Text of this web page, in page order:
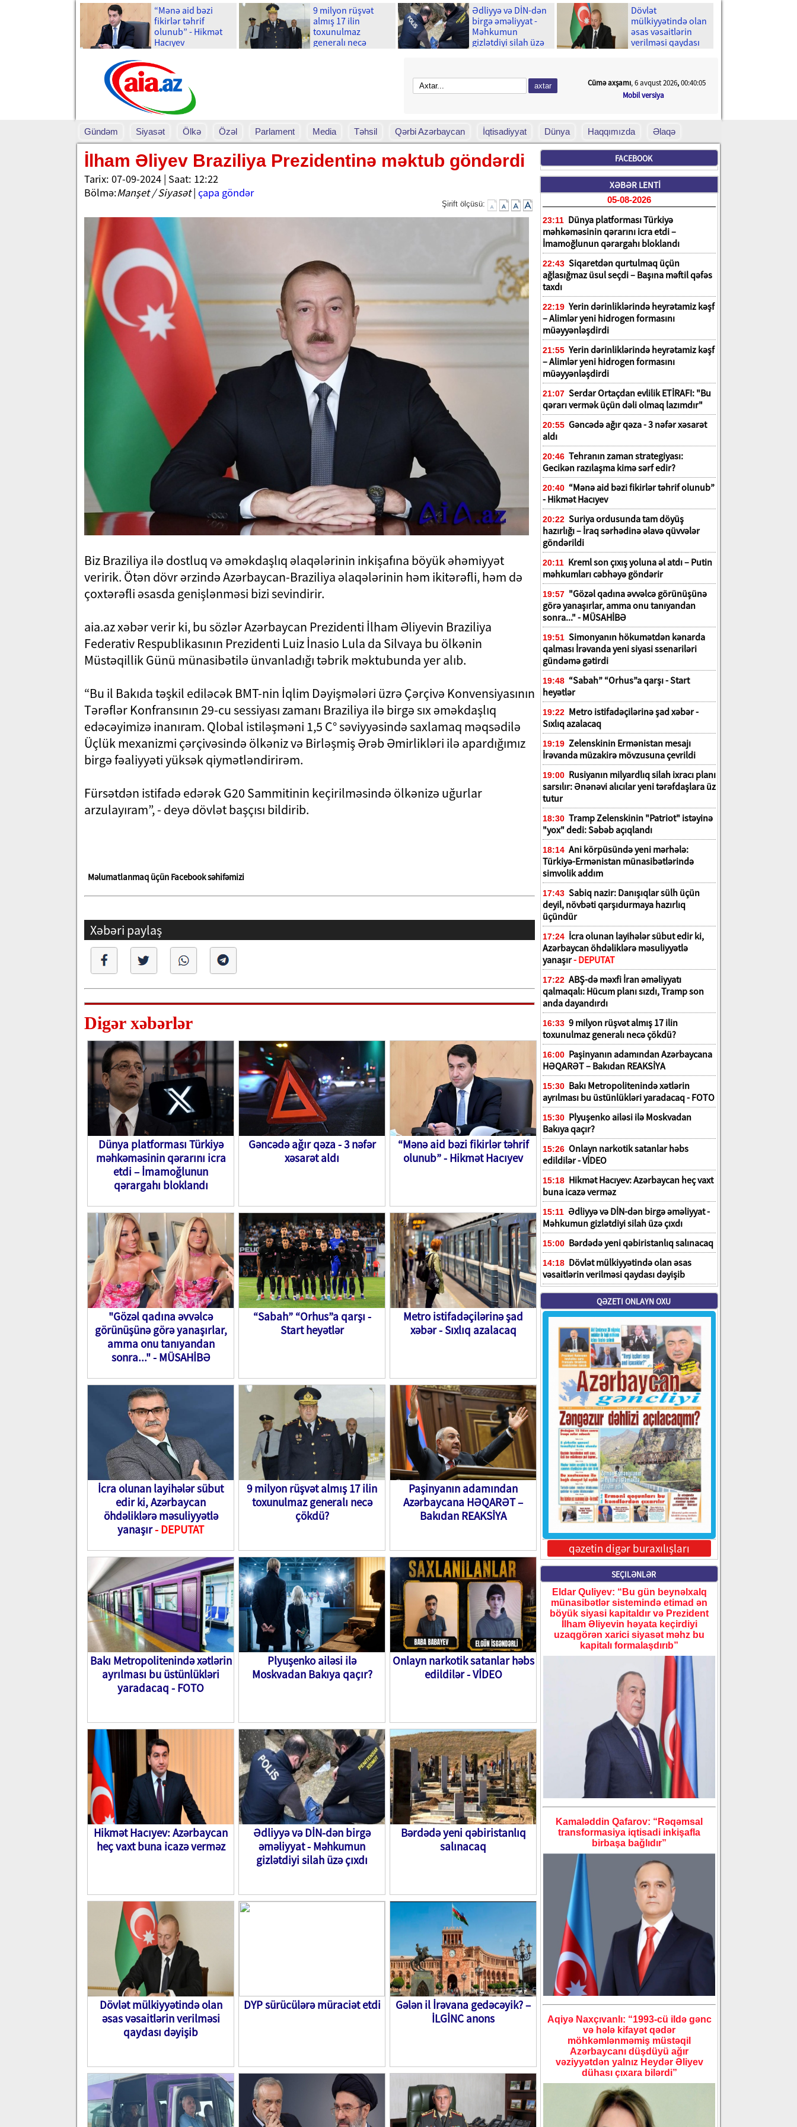
“Mənə aid bəzi
fikirlər təhrif
olunub” - Hikmət
Hacıyev
9 milyon rüşvət
almış 17 ilin
toxunulmaz
generalı necə
Ədliyyə və DİN-dən
birgə əməliyyat -
Məhkumun
gizlətdiyi silah üzə
Dövlət
mülkiyyətində olan
əsas vəsaitlərin
verilməsi qaydası
Mobil versiya
Cümə axşamı, 6 avqust 2026,00:40:07
Gündəm Siyasət Ölkə Özəl Parlament Media Təhsil Qərbi Azərbaycan İqtisadiyyat Dünya Haqqımızda Əlaqə
İlham Əliyev Braziliya Prezidentinə məktub göndərdi
Tarix: 07-09-2024 | Saat: 12:22
Bölmə:Manşet / Siyasət| çapa göndər
Şirift ölçüsü:
Biz Braziliya ilə dostluq və əməkdaşlıq əlaqələrinin inkişafına böyük əhəmiyyət
veririk. Ötən dövr ərzində Azərbaycan-Braziliya əlaqələrinin həm ikitərəfli, həm də
çoxtərəfli əsasda genişlənməsi bizi sevindirir.
aia.az xəbər verir ki, bu sözlər Azərbaycan Prezidenti İlham Əliyevin Braziliya
Federativ Respublikasının Prezidenti Luiz İnasio Lula da Silvaya bu ölkənin
Müstəqillik Günü münasibətilə ünvanladığı təbrik məktubunda yer alıb.
“Bu il Bakıda təşkil ediləcək BMT-nin İqlim Dəyişmələri üzrə Çərçivə Konvensiyasının
Tərəflər Konfransının 29-cu sessiyası zamanı Braziliya ilə birgə sıx əməkdaşlıq
edəcəyimizə inanıram. Qlobal istiləşməni 1,5 C° səviyyəsində saxlamaq məqsədilə
Üçlük mexanizmi çərçivəsində ölkəniz və Birləşmiş Ərəb Əmirlikləri ilə apardığımız
birgə fəaliyyəti yüksək qiymətləndirirəm.
Fürsətdən istifadə edərək G20 Sammitinin keçirilməsində ölkənizə uğurlar
arzulayıram”, - deyə dövlət başçısı bildirib.
Məlumatlanmaq üçün Facebook səhifəmizi
Xəbəri paylaş
Digər xəbərlər
Dünya platforması Türkiyə
məhkəməsinin qərarını icra
etdi – İmamoğlunun
qərargahı bloklandı
Gəncədə ağır qəza - 3 nəfər
xəsarət aldı
“Mənə aid bəzi fikirlər təhrif
olunub” - Hikmət Hacıyev
"Gözəl qadına əvvəlcə
görünüşünə görə yanaşırlar,
amma onu tanıyandan
sonra..." - MÜSAHİBƏ
“Sabah” “Orhus”a qarşı -
Start heyətlər
Metro istifadəçilərinə şad
xəbər - Sıxlıq azalacaq
İcra olunan layihələr sübut
edir ki, Azərbaycan
öhdəliklərə məsuliyyətlə
yanaşır- DEPUTAT
9 milyon rüşvət almış 17 ilin
toxunulmaz generalı necə
çökdü?
Paşinyanın adamından
Azərbaycana HƏQARƏT –
Bakıdan REAKSİYA
Bakı Metropolitenində xətlərin
ayrılması bu üstünlükləri
yaradacaq - FOTO
Plyuşenko ailəsi ilə
Moskvadan Bakıya qaçır?
Onlayn narkotik satanlar həbs
edildilər - VİDEO
Hikmət Hacıyev: Azərbaycan
heç vaxt buna icazə verməz
Ədliyyə və DİN-dən birgə
əməliyyat - Məhkumun
gizlətdiyi silah üzə çıxdı
Bərdədə yeni qəbiristanlıq
salınacaq
Dövlət mülkiyyətində olan
əsas vəsaitlərin verilməsi
qaydası dəyişib
DYP sürücülərə müraciət etdi
Gələn il İrəvana gedəcəyik? –
İLGİNC anons
FACEBOOK
XƏBƏR LENTİ
05-08-2026
23:11 Dünya platforması Türkiyə
məhkəməsinin qərarını icra etdi –
İmamoğlunun qərargahı bloklandı
22:43 Siqaretdən qurtulmaq üçün
ağlasığmaz üsul seçdi – Başına məftil qəfəs
taxdı
22:19 Yerin dərinliklərində heyrətamiz kəşf
– Alimlər yeni hidrogen formasını
müəyyənləşdirdi
21:55 Yerin dərinliklərində heyrətamiz kəşf
– Alimlər yeni hidrogen formasını
müəyyənləşdirdi
21:07 Serdar Ortaçdan evlilik ETİRAFI: "Bu
qərarı vermək üçün dəli olmaq lazımdır"
20:55 Gəncədə ağır qəza - 3 nəfər xəsarət
aldı
20:46 Tehranın zaman strategiyası:
Gecikən razılaşma kimə sərf edir?
20:40 “Mənə aid bəzi fikirlər təhrif olunub”
- Hikmət Hacıyev
20:22 Suriya ordusunda tam döyüş
hazırlığı – İraq sərhədinə əlavə qüvvələr
göndərildi
20:11 Kreml son çıxış yoluna əl atdı – Putin
məhkumları cəbhəyə göndərir
19:57 "Gözəl qadına əvvəlcə görünüşünə
görə yanaşırlar, amma onu tanıyandan
sonra..." - MÜSAHİBƏ
19:51 Simonyanın hökumətdən kənarda
qalması İrəvanda yeni siyasi ssenariləri
gündəmə gətirdi
19:48 “Sabah” “Orhus”a qarşı - Start
heyətlər
19:22 Metro istifadəçilərinə şad xəbər -
Sıxlıq azalacaq
19:19 Zelenskinin Ermənistan mesajı
İrəvanda müzakirə mövzusuna çevrildi
19:00 Rusiyanın milyardlıq silah ixracı planı
sarsılır: Ənənəvi alıcılar yeni tərəfdaşlara üz
tutur
18:30 Tramp Zelenskinin "Patriot" istəyinə
"yox" dedi: Səbəb açıqlandı
18:14 Ani körpüsündə yeni mərhələ:
Türkiyə-Ermənistan münasibətlərində
simvolik addım
17:43 Sabiq nazir: Danışıqlar sülh üçün
deyil, növbəti qarşıdurmaya hazırlıq
üçündür
17:24 İcra olunan layihələr sübut edir ki,
Azərbaycan öhdəliklərə məsuliyyətlə
yanaşır- DEPUTAT
17:22 ABŞ-də məxfi İran əməliyyatı
qalmaqalı: Hücum planı sızdı, Tramp son
anda dayandırdı
16:33 9 milyon rüşvət almış 17 ilin
toxunulmaz generalı necə çökdü?
16:00 Paşinyanın adamından Azərbaycana
HƏQARƏT – Bakıdan REAKSİYA
15:30 Bakı Metropolitenində xətlərin
ayrılması bu üstünlükləri yaradacaq - FOTO
15:30 Plyuşenko ailəsi ilə Moskvadan
Bakıya qaçır?
15:26 Onlayn narkotik satanlar həbs
edildilər - VİDEO
15:18 Hikmət Hacıyev: Azərbaycan heç vaxt
buna icazə verməz
15:11 Ədliyyə və DİN-dən birgə əməliyyat -
Məhkumun gizlətdiyi silah üzə çıxdı
15:00 Bərdədə yeni qəbiristanlıq salınacaq
14:18 Dövlət mülkiyyətində olan əsas
vəsaitlərin verilməsi qaydası dəyişib
QƏZETI ONLAYN OXU
qəzetin digər buraxılışları
SEÇILƏNLƏR
Eldar Quliyev: “Bu gün beynəlxalq
münasibətlər sistemində etimad ən
böyük siyasi kapitaldır və Prezident
İlham Əliyevin həyata keçirdiyi
uzaqgörən xarici siyasət məhz bu
kapitalı formalaşdırıb”
Kamaləddin Qafarov: “Rəqəmsal
transformasiya iqtisadi inkişafla
birbaşa bağlıdır”
Aqiyə Naxçıvanlı: “1993-cü ildə gənc
və hələ kifayət qədər
möhkəmlənməmiş müstəqil
Azərbaycanı düşdüyü ağır
vəziyyətdən yalnız Heydər Əliyev
dühası çıxara bilərdi”